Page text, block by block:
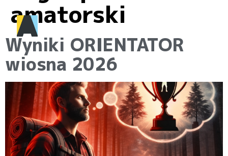
amatorski
Wyniki ORIENTATOR
wiosna 2026